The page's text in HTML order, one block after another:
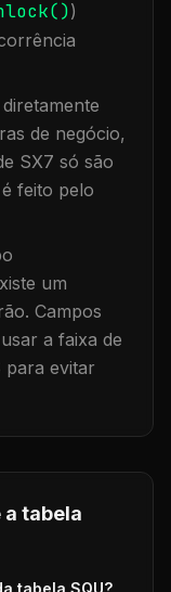
)
diretamente
de negócio,
SX7 só são
feito pelo
um
Campos
a faixa de
para evitar
tabela
tabela SQU?